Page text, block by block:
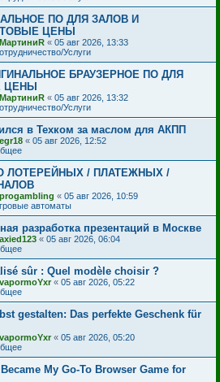
ПО ДЛЯ ЗАЛОВ И
ЦЕНЫ
МартиниR « 05 авг 2026, 13:33
Услуги
БРАУЗЕРНОЕ ПО ДЛЯ
ЦЕНЫ
МартиниR « 05 авг 2026, 13:32
Услуги
в Техком за маслом для АКПП
egr18 « 05 авг 2026, 12:52
ЛОТЕРЕЙНЫХ / ПЛАТЕЖНЫХ /
progambling « 05 авг 2026, 10:59
автоматы
разработка презентаций в Москве
axied123 « 05 авг 2026, 06:04
sûr : Quel modèle choisir ?
vapormoYxr« 05 авг 2026, 05:22
gestalten: Das perfekte Geschenk für
vapormoYxr « 05 авг 2026, 05:20
My Go-To Browser Game for